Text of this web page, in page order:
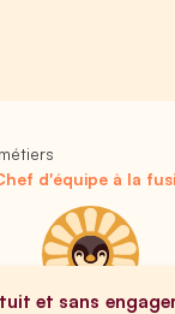
d'équipe à la
et sans